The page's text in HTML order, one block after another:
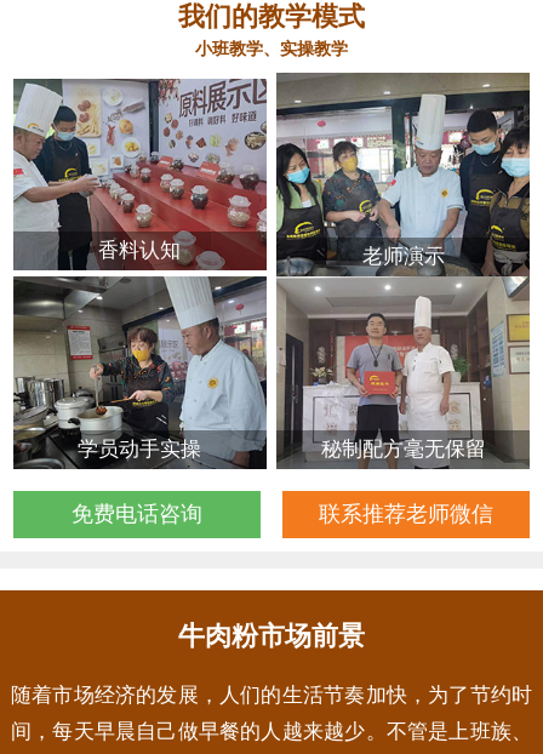
我们的教学模式
小班教学、实操教学
香料认知 老师演示
学员动手实操 秘制配方毫无保留
免费电话咨询 联系推荐老师微信
牛肉粉市场前景
随着市场经济的发展，人们的生活节奏加快，为了节约时
间，每天早晨自己做早餐的人越来越少。不管是上班族、